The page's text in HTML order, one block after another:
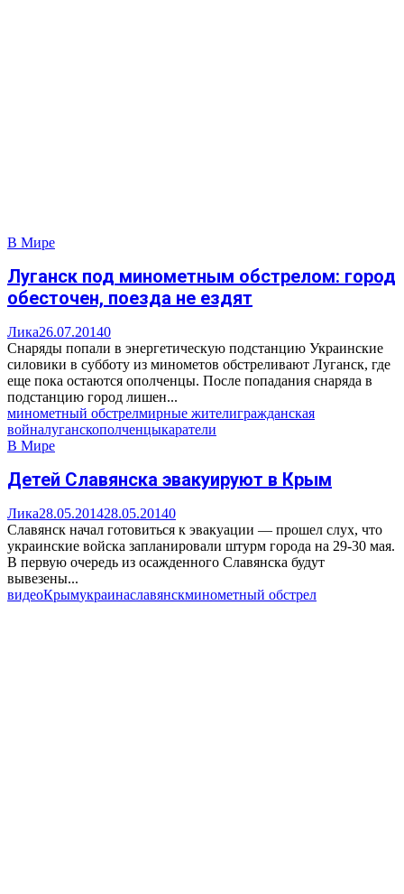
В Мире
Луганск под минометным обстрелом: город
обесточен, поезда не ездят
Лика26.07.20140
Снаряды попали в энергетическую подстанцию Украинские
силовики в субботу из минометов обстреливают Луганск, где
еще пока остаются ополченцы. После попадания снаряда в
подстанцию город лишен...
минометный обстрелмирные жителигражданская
войналуганскополченцыкаратели
В Мире
Детей Славянска эвакуируют в Крым
Лика28.05.201428.05.20140
Славянск начал готовиться к эвакуации — прошел слух, что
украинские войска запланировали штурм города на 29-30 мая.
В первую очередь из осажденного Славянска будут
вывезены...
видеоКрымукраинаславянскминометный обстрел